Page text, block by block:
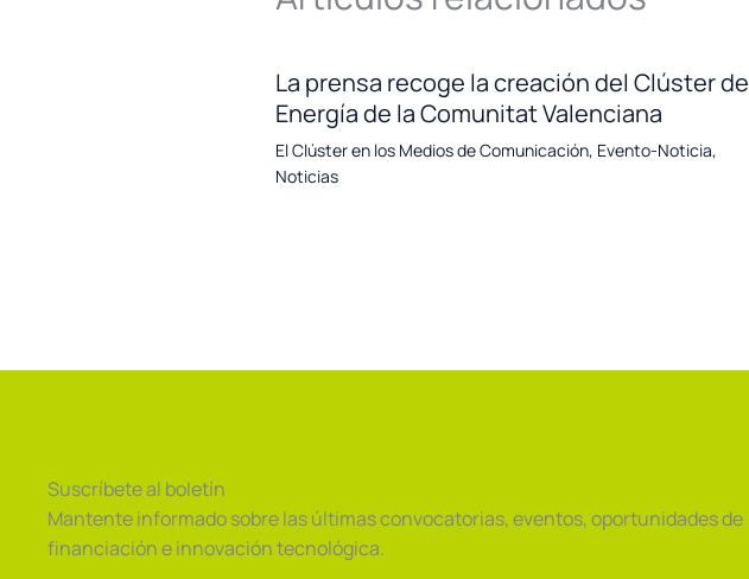
La prensa recoge la creación del Clúster de
Energía de la Comunitat Valenciana
El Clúster en los Medios de Comunicación, Evento-Noticia,
Noticias
Suscríbete al boletín
Mantente informado sobre las últimas convocatorias, eventos, oportunidades de
financiación e innovación tecnológica.